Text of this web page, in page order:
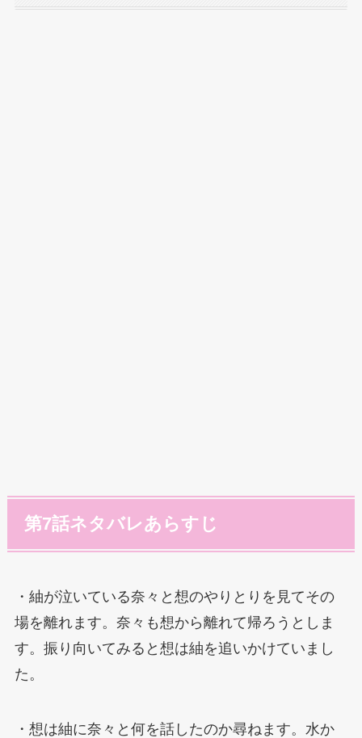
第7話ネタバレあらすじ
・紬が泣いている奈々と想のやりとりを見てその
場を離れます。奈々も想から離れて帰ろうとしま
す。振り向いてみると想は紬を追いかけていまし
た。
・想は紬に奈々と何を話したのか尋ねます。水か